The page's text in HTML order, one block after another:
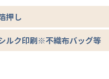
押し
ルク印刷※不織布バッグ等